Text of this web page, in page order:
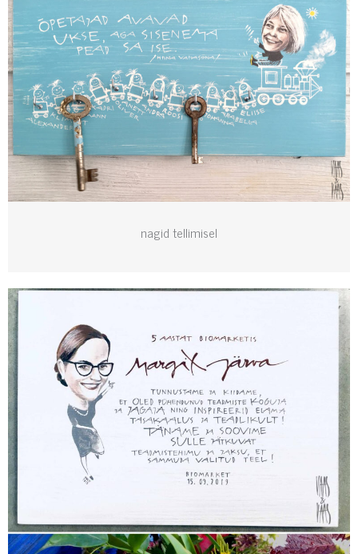
nagid tellimisel